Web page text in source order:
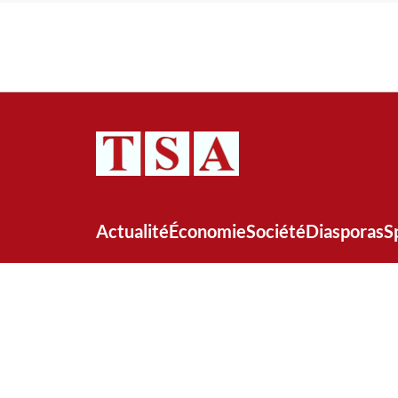
ActualitéÉconomieSociétéDiasporas